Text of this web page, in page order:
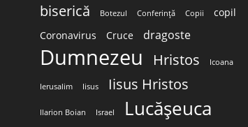
biserică Botezul Conferință Copii
copil
Coronavirus
Cruce dragoste
Dumnezeu Hristos Icoana
Ierusalim Iisus Iisus Hristos
Ilarion Boian Israel Lucășeuca